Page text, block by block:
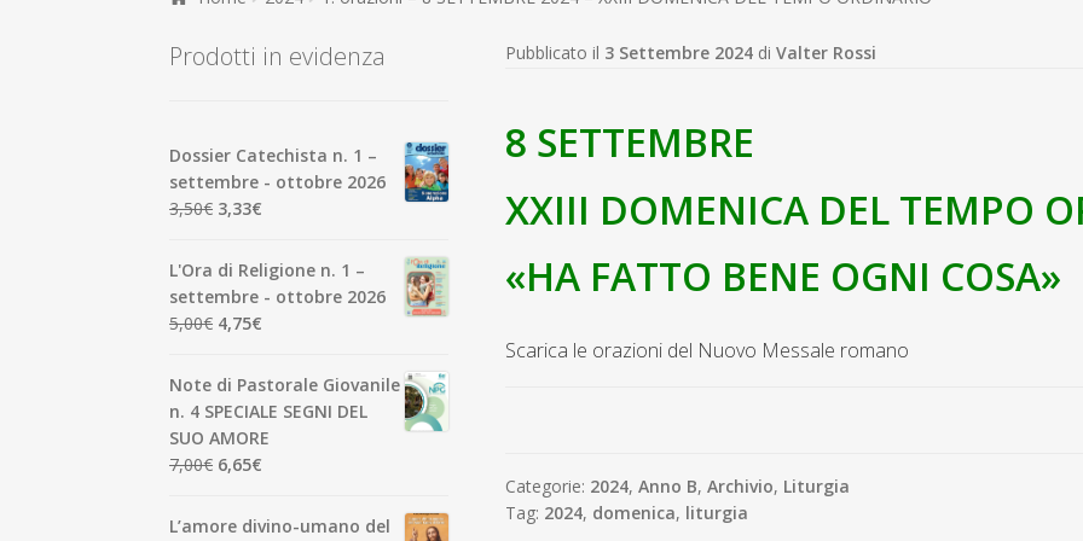
Pubblicato il 3 Settembre 2024 di Valter Rossi
8 SETTEMBRE
XXIII DOMENICA DEL TEMPO
«HA FATTO BENE OGNI COSA»
Scarica le orazioni del Nuovo Messale romano
Categorie: 2024, Anno B, Archivio, Liturgia
Tag: 2024, domenica, liturgia
Prodotti in evidenza
Dossier Catechista n. 1 –
settembre - ottobre 2026
3,50€ Il
originale
era:
3,50€.
3,33€
attuale
è:
L'Ora di Religione n. 1 –
settembre - ottobre 2026
5,00€ Il
originale
era:
5,00€.
4,75€
attuale
è:
4,75€.
Note di Pastorale Giovanile
n. 4 SPECIALE SEGNI DEL
SUO AMORE
7,00€ Il
originale
6,65€
attuale
L’amore divino-umano del